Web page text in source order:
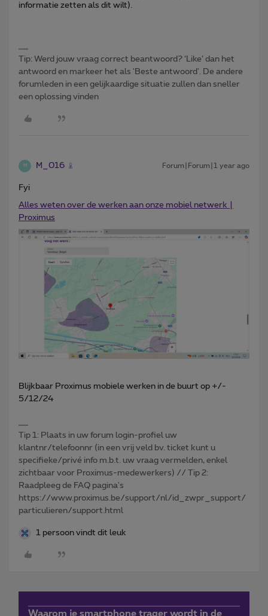
informatie zetten als dit wilt).
Tip: Werd jouw vraag correct beantwoord? ‘Like’ dan het
antwoord en markeer het als 'Beste antwoord'. De andere
forumleden in een gelijkaardige situatie zullen dan sneller
een oplossing vinden
M M_016 Forum|Forum|1 year ago
Fyi
Alles weten over de werken aan onze mobiel netwerk |
Proximus
Blijkbaar Proximus mobiele werken in de buurt op +/-
5/12/24
Tip 1: Plaats in uw forum login-profiel uw
klantnr/telefoonnr (in een vrij veld bv. ticket kunt u
specifieke/privé info m.b.t. uw vraag vermelden, enkel
zichtbaar voor Proximus-medewerkers) // Tip 2:
Raadpleeg de FAQ pagina's
https://www.proximus.be/support/nl/id_zwpr_support/
particulieren/support.html
1 persoon vindt dit leuk
Waarom je smartphone trager wordt in de